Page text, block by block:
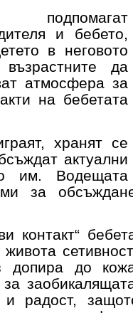
и бебето,
в неговото
възрастните да
атмосфера за
на бебетата
хранят се
актуални
им. Водещата
за
контакт“
живота
до
радост,